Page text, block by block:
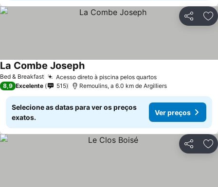
Partilhar
Bed & Breakfast Acesso direto à piscina pelos quartos
La Combe Joseph
8,9 Excelente 515 Remoulins, a 6.0 km de Argilliers
Selecione as datas para ver os preços
exatos.
Ver preços
Partilhar